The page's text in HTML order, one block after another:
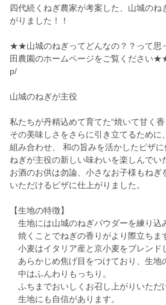
四代続くねぎ農家が考案した、山城のね
がりました！！
★★山城のねぎってどんなの？？って思
田農園のホームページをご覧くださ
p/
山城のねぎが主役
私たちが丹精込めて育てた“焼いて甘く香
その美味しさをさらに引き立てるために
組み合わせ、 和の旨みを活かしたピザに
ねぎが主役の新しい味わいを楽しんでい
お酒のお供は勿論、小さなお子様もねぎ
いただけるピザに仕上がりました。
【生地の特徴】
生地には山城のねぎパウダーを練り込
焼くことでねぎの香りがより際立ちま
小麦はイタリア産と京小麦をブレンド
あらかじめ焦げ目をつけており、生地
中はふんわりもっちり。
ふちまでおいしくお召し上がりいただ
生地にも自信があります。